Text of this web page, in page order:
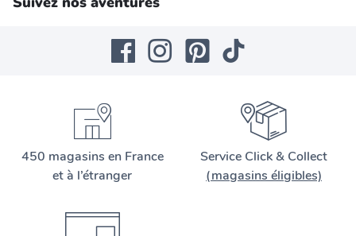
450 magasins en France
et à l’étranger
Service Click & Collect
(magasins éligibles)